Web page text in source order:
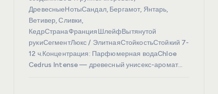
ДревесныеНотыСандал, Бергамот, Янтарь,
Ветивер, Сливки,
КедрСтранаФранцияШлейфВытянутой
рукиСегментЛюкс / ЭлитнаяСтойкостьСтойкий 7-
12 ч.Концентрация: Парфюмерная водаChloe
Cedrus Intense — древесный унисекс-аромат…